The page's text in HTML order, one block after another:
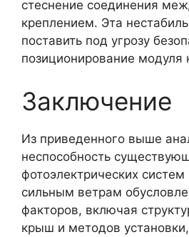
стеснение соединения
креплением. Эта
поставить под угрозу
позиционирование модуля
Заключение
Из приведенного выше
неспособность
фотоэлектрических систем
сильным ветрам
факторов, включая
крыш и методов